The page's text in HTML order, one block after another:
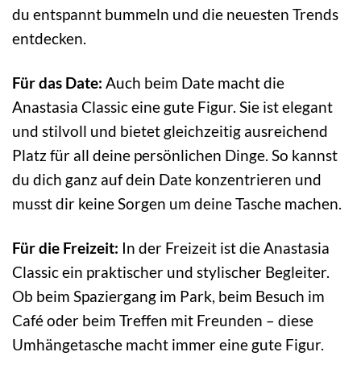
du entspannt bummeln und die neuesten Trends
entdecken.
Für das Date: Auch beim Date macht die
Anastasia Classic eine gute Figur. Sie ist elegant
und stilvoll und bietet gleichzeitig ausreichend
Platz für all deine persönlichen Dinge. So kannst
du dich ganz auf dein Date konzentrieren und
musst dir keine Sorgen um deine Tasche machen.
Für die Freizeit: In der Freizeit ist die Anastasia
Classic ein praktischer und stylischer Begleiter.
Ob beim Spaziergang im Park, beim Besuch im
Café oder beim Treffen mit Freunden – diese
Umhängetasche macht immer eine gute Figur.